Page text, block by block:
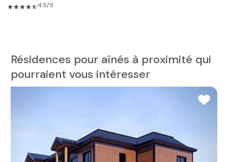
4.5/5
Résidences pour aînés à proximité qui
pourraient vous intéresser